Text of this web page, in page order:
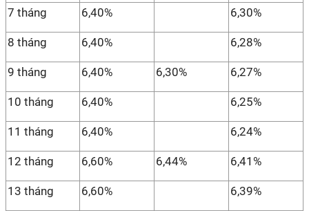
7 tháng 6,40% 6,30%
8 tháng 6,40% 6,28%
9 tháng 6,40% 6,30% 6,27%
10 tháng 6,40% 6,25%
11 tháng 6,40% 6,24%
12 tháng 6,60% 6,44% 6,41%
13 tháng 6,60% 6,39%